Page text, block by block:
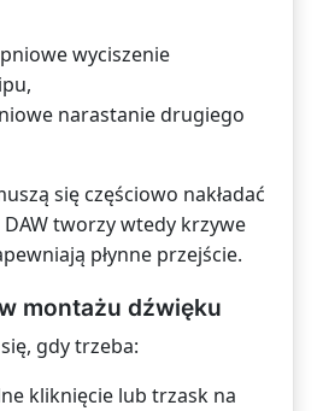
wyciszenie
narastanie drugiego
się częściowo nakładać
tworzy wtedy krzywe
płynne przejście.
montażu dźwięku
gdy trzeba:
kliknięcie lub trzask na